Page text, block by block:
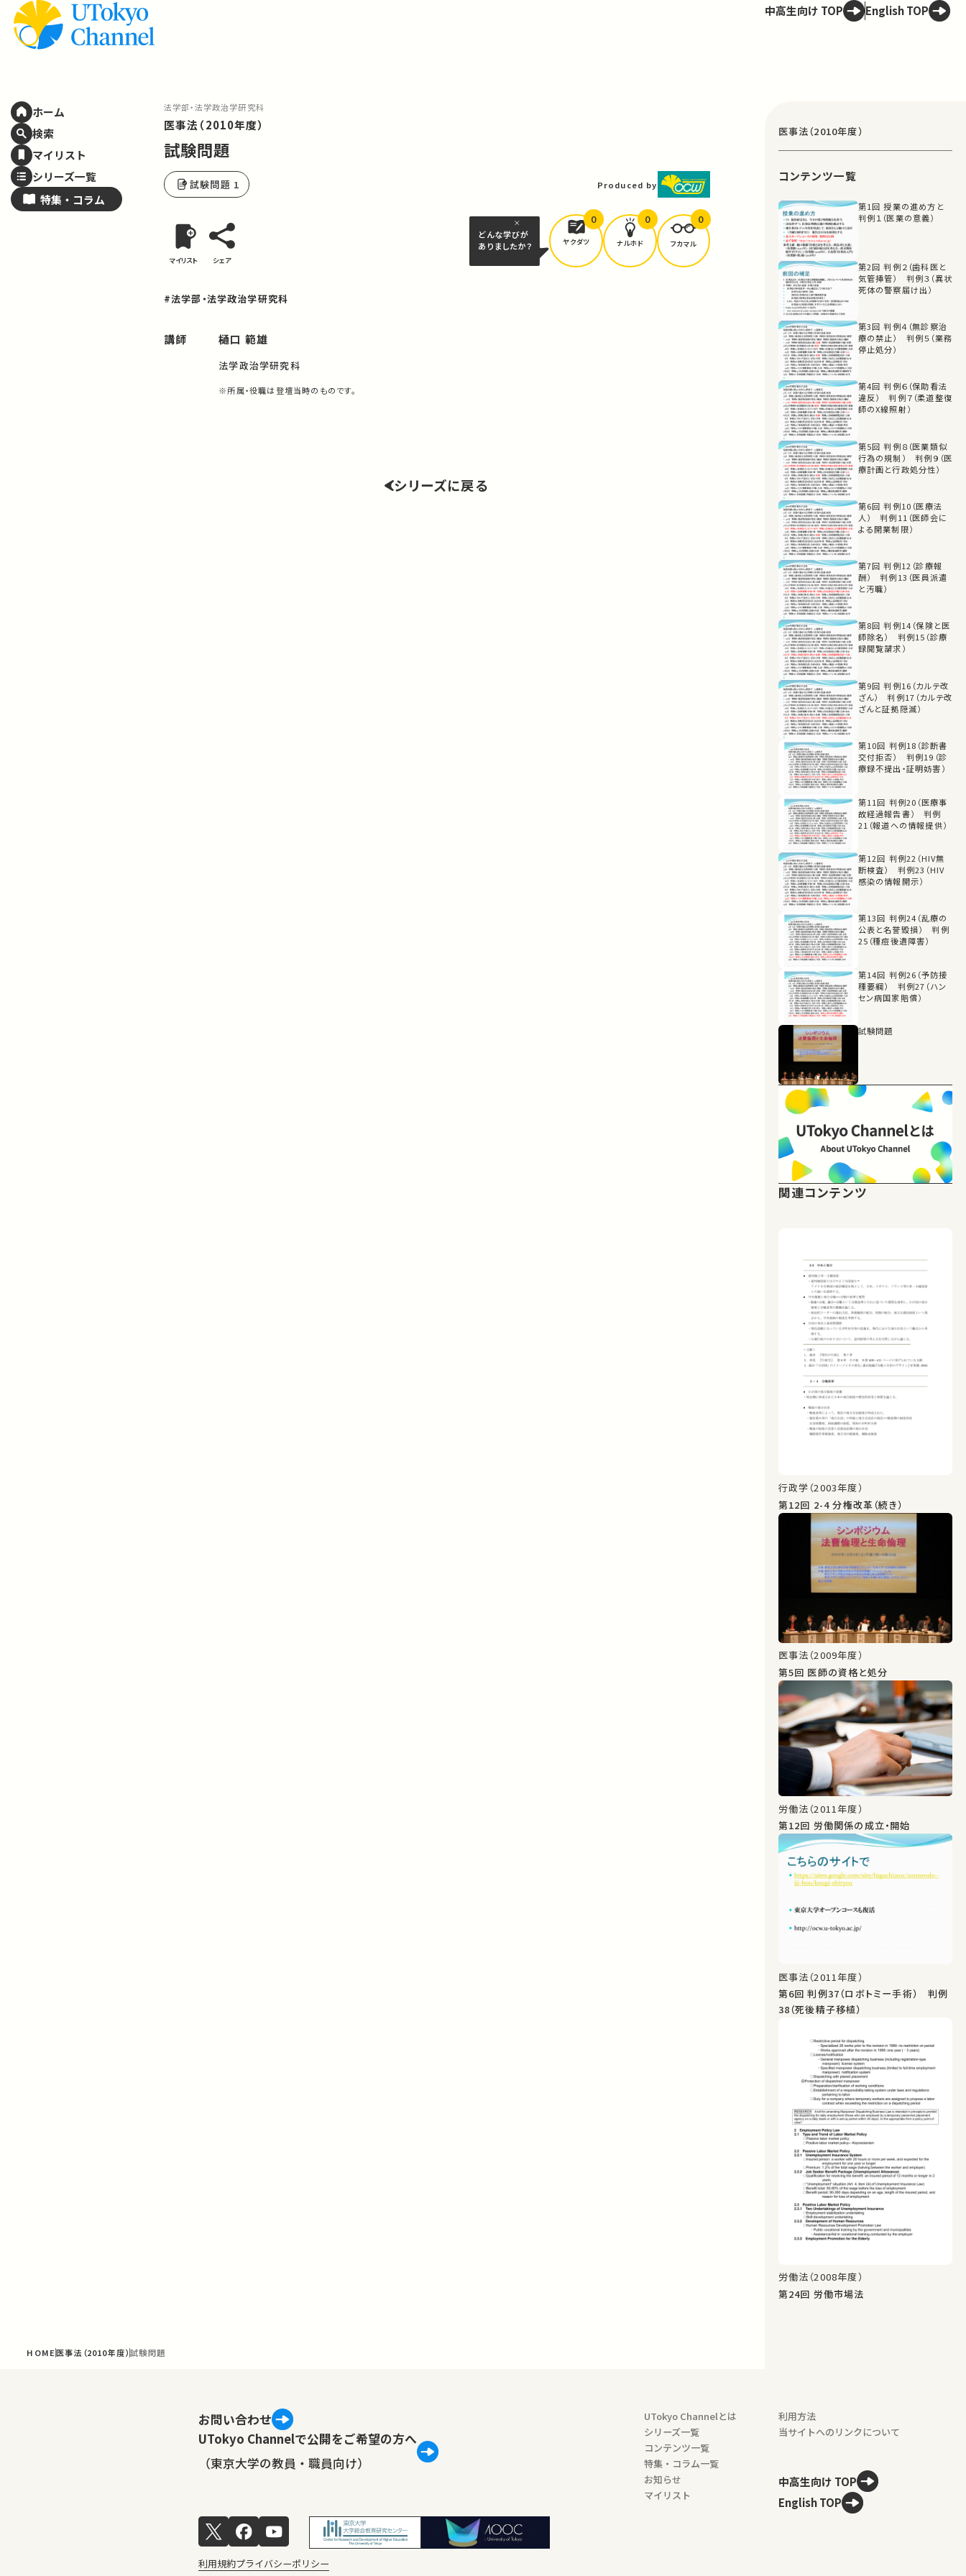
ホーム
検索
マイリスト
シリーズ一覧
特集・ コラム
中高生向け TOP English TOP
法学部・法学政治学研究科
医事法（2010年度）
試験問題
試験問題 1 Produced by
マイリスト シェア
どんな学びが
ありましたか？
ヤクダツ
0
ナルホド
0
フカマル
0
#法学部・法学政治学研究科
講師 樋口 範雄
法学政治学研究科
※所属・役職は登壇当時のものです。
シリーズに戻る
HOME医事法（2010年度）試験問題
医事法（2010年度）
コンテンツ一覧
第1回 授業の進め方と
判例１（医業の意義）
第2回 判例２（歯科医と
気管挿管） 判例３（異状
死体の警察届け出）
第3回 判例４（無診察治
療の禁止） 判例５（業務
停止処分）
第4回 判例６（保助看法
違反） 判例７（柔道整復
師のX線照射）
第5回 判例８（医業類似
行為の規制） 判例９（医
療計画と行政処分性）
第6回 判例10（医療法
人） 判例11（医師会に
よる開業制限）
第7回 判例12（診療報
酬） 判例13（医員派遣
と汚職）
第8回 判例14（保険と医
師除名） 判例15（診療
録閲覧請求）
第9回 判例16（カルテ改
ざん） 判例17（カルテ改
ざんと証拠隠滅）
第10回 判例18（診断書
交付拒否） 判例19（診
療録不提出・証明妨害）
第11回 判例20（医療事
故経過報告書） 判例
21（報道への情報提供）
第12回 判例22（HIV無
断検査） 判例23（HIV
感染の情報開示）
第13回 判例24（乱療の
公表と名誉毀損） 判例
25（種痘後遺障害）
第14回 判例26（予防接
種要綱） 判例27（ハン
セン病国家賠償）
試験問題
関連コンテンツ
行政学（2003年度）
第12回 2-4 分権改革（続き）
医事法（2009年度）
第5回 医師の資格と処分
労働法（2011年度）
第12回 労働関係の成立・開始
医事法（2011年度）
第6回 判例37（ロボトミー手術） 判例
38（死後精子移植）
労働法（2008年度）
第24回 労働市場法
お問い合わせ
UTokyo Channelで公開をご希望の方へ
（東京大学の教員・職員向け）
UTokyo Channelとは
シリーズ一覧
コンテンツ一覧
特集・コラム一覧
お知らせ
マイリスト
利用方法
当サイトへのリンクについて
中高生向け TOP
English TOP
利用規約プライバシーポリシー